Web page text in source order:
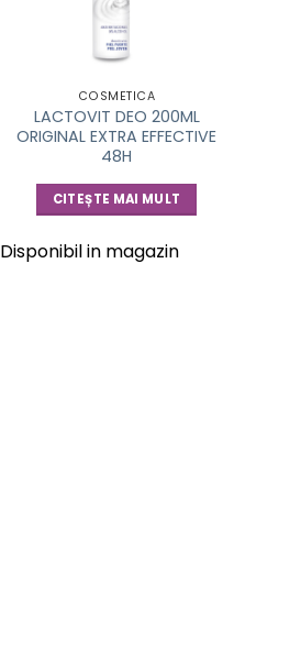
COSMETICA
LACTOVIT DEO 200ML
ORIGINAL EXTRA EFFECTIVE
48H
CITEȘTE MAI MULT
Disponibil in magazin